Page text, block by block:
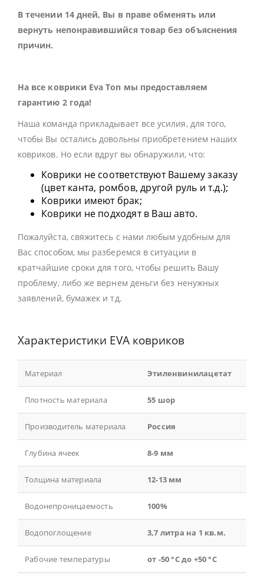
В течении 14 дней, Вы в праве обменять или
вернуть непонравившийся товар без объяснения
причин.
На все коврики Eva Ton мы предоставляем
гарантию 2 года!
Наша команда прикладывает все усилия, для того,
чтобы Вы остались довольны приобретением наших
ковриков. Но если вдруг вы обнаружили, что:
Коврики не соответствуют Вашему заказу
(цвет канта, ромбов, другой руль и т.д.);
Коврики имеют брак;
Коврики не подходят в Ваш авто.
Пожалуйста, свяжитесь с нами любым удобным для
Вас способом, мы разберемся в ситуации в
кратчайшие сроки для того, чтобы решить Вашу
проблему, либо же вернем деньги без ненужных
заявлений, бумажек и тд.
Характеристики EVA ковриков
Материал Этиленвинилацетат
Плотность материала 55 шор
Производитель материала Россия
Глубина ячеек 8-9 мм
Толщина материала 12-13 мм
Водонепроницаемость 100%
Водопоглощение 3,7 литра на 1 кв.м.
Рабочие температуры от -50 °С до +50 °С